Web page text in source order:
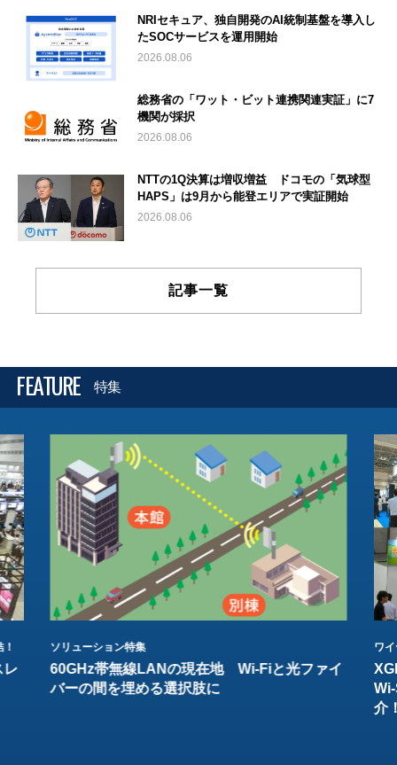
NRIセキュア、独自開発のAI統制基盤を導入し
たSOCサービスを運用開始
2026.08.06
総務省の「ワット・ビット連携関連実証」に7
機関が採択
2026.08.06
NTTの1Q決算は増収増益 ドコモの「気球型
HAPS」は9月から能登エリアで実証開始
2026.08.06
記事一覧
FEATURE 特集
レ
ソリューション特集
60GHz帯無線LANの現在地 Wi-Fiと光ファイ
バーの間を埋める選択肢に
ワ
介